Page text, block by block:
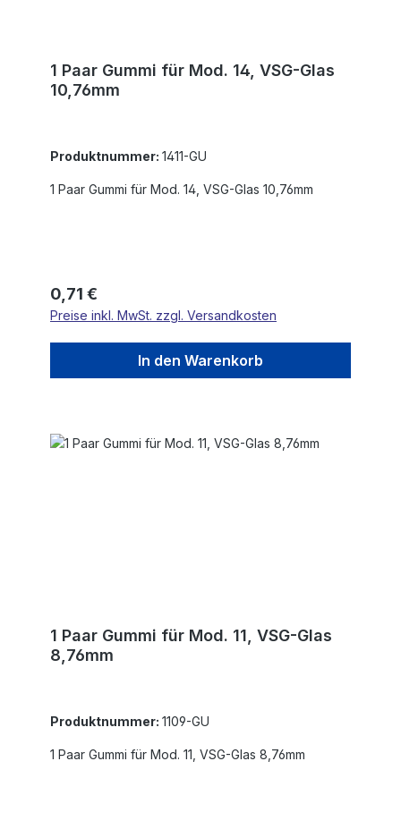
1 Paar Gummi für Mod. 14, VSG-Glas
10,76mm
Produktnummer: 1411-GU
1 Paar Gummi für Mod. 14, VSG-Glas 10,76mm
Regulärer Preis:
0,71 €
Preise inkl. MwSt. zzgl. Versandkosten
In den Warenkorb
1 Paar Gummi für Mod. 11, VSG-Glas
8,76mm
Produktnummer: 1109-GU
1 Paar Gummi für Mod. 11, VSG-Glas 8,76mm